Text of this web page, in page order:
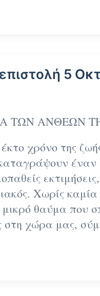
5
ΤΩΝ ΑΝΘΕΩΝ
χρόνο της
έναν
Χωρίς
μικρό θαύμα που
στη χώρα μας,